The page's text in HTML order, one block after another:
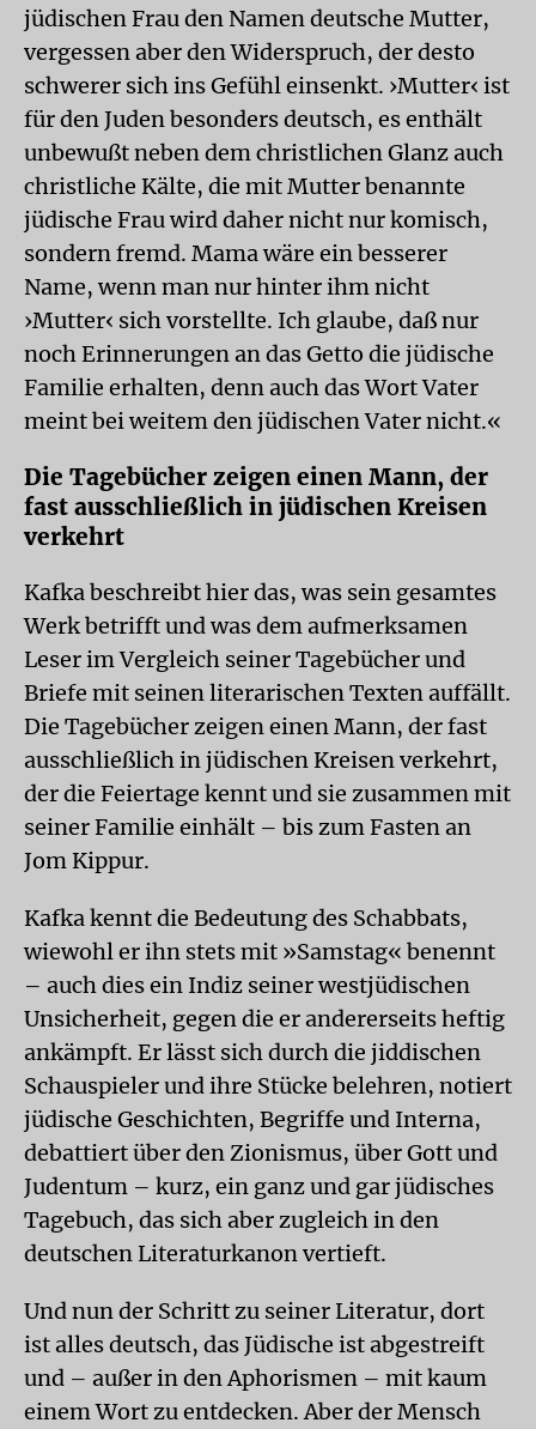
jüdischen Frau den Namen deutsche Mutter,
vergessen aber den Widerspruch, der desto
schwerer sich ins Gefühl einsenkt. ›Mutter‹ ist
für den Juden besonders deutsch, es enthält
unbewußt neben dem christlichen Glanz auch
christliche Kälte, die mit Mutter benannte
jüdische Frau wird daher nicht nur komisch,
sondern fremd. Mama wäre ein besserer
Name, wenn man nur hinter ihm nicht
›Mutter‹ sich vorstellte. Ich glaube, daß nur
noch Erinnerungen an das Getto die jüdische
Familie erhalten, denn auch das Wort Vater
meint bei weitem den jüdischen Vater nicht.«
Die Tagebücher zeigen einen Mann, der
fast ausschließlich in jüdischen Kreisen
verkehrt
Kafka beschreibt hier das, was sein gesamtes
Werk betrifft und was dem aufmerksamen
Leser im Vergleich seiner Tagebücher und
Briefe mit seinen literarischen Texten auffällt.
Die Tagebücher zeigen einen Mann, der fast
ausschließlich in jüdischen Kreisen verkehrt,
der die Feiertage kennt und sie zusammen mit
seiner Familie einhält – bis zum Fasten an
Jom Kippur.
Kafka kennt die Bedeutung des Schabbats,
wiewohl er ihn stets mit »Samstag« benennt
– auch dies ein Indiz seiner westjüdischen
Unsicherheit, gegen die er andererseits heftig
ankämpft. Er lässt sich durch die jiddischen
Schauspieler und ihre Stücke belehren, notiert
jüdische Geschichten, Begriffe und Interna,
debattiert über den Zionismus, über Gott und
Judentum – kurz, ein ganz und gar jüdisches
Tagebuch, das sich aber zugleich in den
deutschen Literaturkanon vertieft.
Und nun der Schritt zu seiner Literatur, dort
ist alles deutsch, das Jüdische ist abgestreift
und – außer in den Aphorismen – mit kaum
einem Wort zu entdecken. Aber der Mensch